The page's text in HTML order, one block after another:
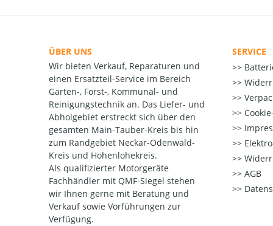
ÜBER UNS
Wir bieten Verkauf, Reparaturen und
einen Ersatzteil-Service im Bereich
Garten-, Forst-, Kommunal- und
Reinigungstechnik an. Das Liefer- und
Abholgebiet erstreckt sich über den
gesamten Main-Tauber-Kreis bis hin
zum Randgebiet Neckar-Odenwald-
Kreis und Hohenlohekreis.
Als qualifizierter Motorgeräte
Fachhändler mit QMF-Siegel stehen
wir Ihnen gerne mit Beratung und
Verkauf sowie Vorführungen zur
Verfügung.
SERVICE
AGB